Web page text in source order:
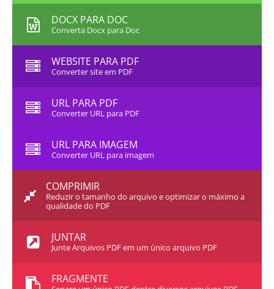
DOCX PARA DOC
Converta Docx para Doc
WEBSITE PARA PDF
Converter site em PDF
URL PARA PDF
Converter URL para PDF
URL PARA IMAGEM
Converter URL para imagem
COMPRIMIR
Reduzir o tamanho do arquivo e optimizar o máximo a
qualidade do PDF
JUNTAR
Junte Arquivos PDF em um único arquivo PDF
FRAGMENTE